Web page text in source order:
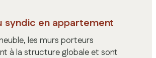
syndic en appartement
les murs porteurs
à la structure globale et sont